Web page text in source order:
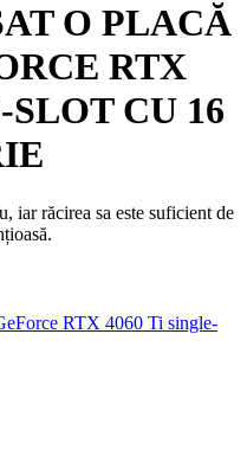
O PLACĂ
RTX
CU 16
iar răcirea sa este suficient de